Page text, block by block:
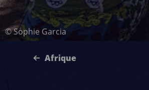
©Sophie Garcia
Afrique